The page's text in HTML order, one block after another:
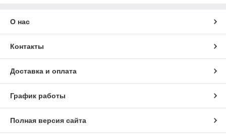
О нас
Контакты
Доставка и оплата
График работы
Полная версия сайта